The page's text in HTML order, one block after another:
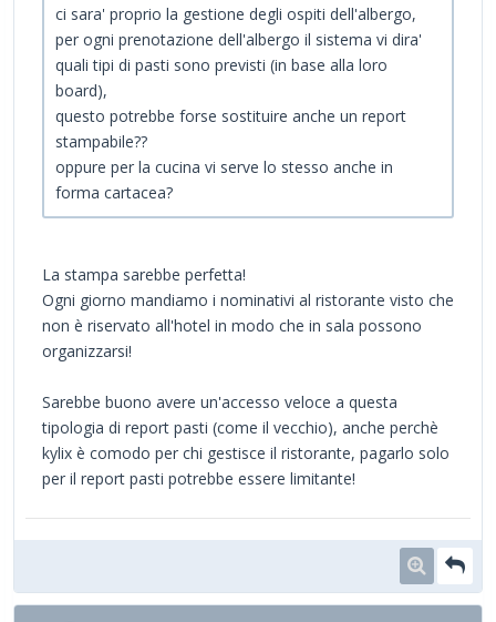
ci sara' proprio la gestione degli ospiti dell'albergo,
per ogni prenotazione dell'albergo il sistema vi dira'
quali tipi di pasti sono previsti (in base alla loro
board),
questo potrebbe forse sostituire anche un report
stampabile??
oppure per la cucina vi serve lo stesso anche in
forma cartacea?
La stampa sarebbe perfetta!
Ogni giorno mandiamo i nominativi al ristorante visto che
non è riservato all'hotel in modo che in sala possono
organizzarsi!
Sarebbe buono avere un'accesso veloce a questa
tipologia di report pasti (come il vecchio), anche perchè
kylix è comodo per chi gestisce il ristorante, pagarlo solo
per il report pasti potrebbe essere limitante!